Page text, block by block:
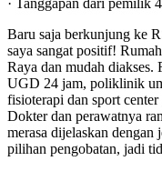
·
Tanggapan dari pemilik
Baru saja berkunjung ke
saya sangat positif!
Raya dan mudah diakses.
UGD 24 jam, poliklinik
fisioterapi dan sport
Dokter dan perawatnya
merasa dijelaskan dengan
pilihan pengobatan, jadi